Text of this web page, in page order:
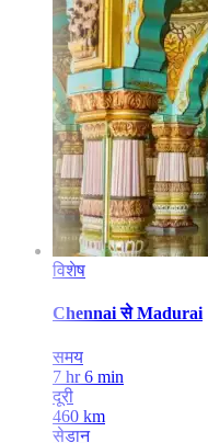
विशेष
Chennai से Madurai
समय
7 hr 6 min
दूरी
460 km
सेडान